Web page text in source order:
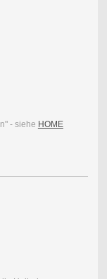
- siehe HOME